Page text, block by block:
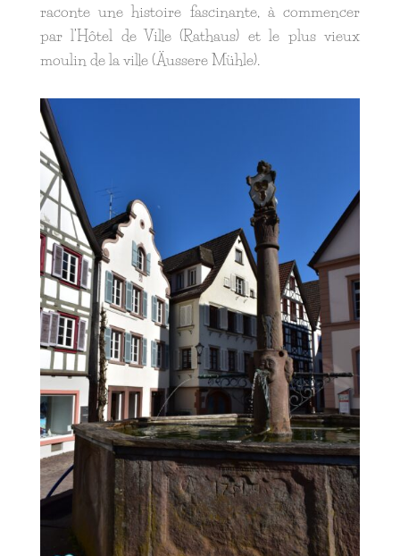
raconte une histoire fascinante, à commencer
par l’Hôtel de Ville (Rathaus) et le plus vieux
moulin de la ville (Äussere Mühle).